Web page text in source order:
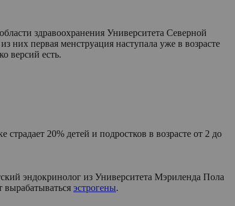
здравоохранения Университета Северной
первая менструация наступала уже в возрасте
версий есть.
20% детей и подростков в возрасте от 2 до
эндокринолог из Университета Мэриленда Пола
эстрогены.